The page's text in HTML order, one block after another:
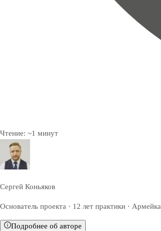
Чтение: ~1 минут
Сергей Коньяков
Основатель проекта · 12 лет практики ·
Подробнее об авторе